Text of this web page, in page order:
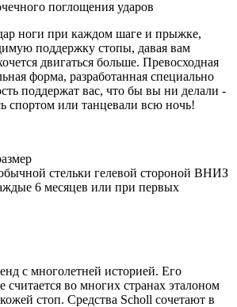
поглощения ударов
ноги при каждом шаге и прыжке,
поддержку стопы, давая вам
двигаться больше. Превосходная
форма, разработанная специально
поддержат вас, что бы вы ни делали -
спортом или танцевали всю ночь!
стельки гелевой стороной ВНИЗ
6 месяцев или при первых
с многолетней историей. Его
считается во многих странах эталоном
стоп. Средства Scholl сочетают в